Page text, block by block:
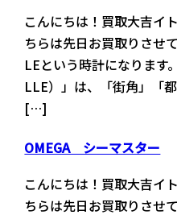
こんにちは！買取大吉イ
ちらは先日お買取りさせ
LEという時計になります
LLE）」は、「街角」「
[…]
OMEGA シーマスター
こんにちは！買取大吉イ
ちらは先日お買取りさせ